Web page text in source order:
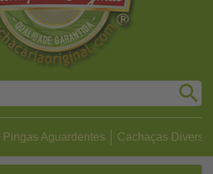
Aguardentes Cachaças